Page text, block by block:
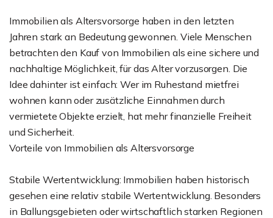
Immobilien als Altersvorsorge haben in den letzten
Jahren stark an Bedeutung gewonnen. Viele Menschen
betrachten den Kauf von Immobilien als eine sichere und
nachhaltige Möglichkeit, für das Alter vorzusorgen. Die
Idee dahinter ist einfach: Wer im Ruhestand mietfrei
wohnen kann oder zusätzliche Einnahmen durch
vermietete Objekte erzielt, hat mehr finanzielle Freiheit
und Sicherheit.
Vorteile von Immobilien als Altersvorsorge
Stabile Wertentwicklung: Immobilien haben historisch
gesehen eine relativ stabile Wertentwicklung. Besonders
in Ballungsgebieten oder wirtschaftlich starken Regionen